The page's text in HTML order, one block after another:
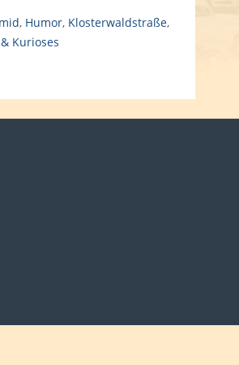
, Humor, Klosterwaldstraße,
Kurioses